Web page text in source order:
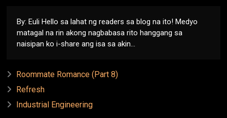
By: Euli Hello sa lahat ng readers sa blog na ito! Medyo
matagal na rin akong nagbabasa rito hanggang sa
naisipan ko i-share ang isa sa akin...
Roommate Romance (Part 8)
Refresh
Industrial Engineering